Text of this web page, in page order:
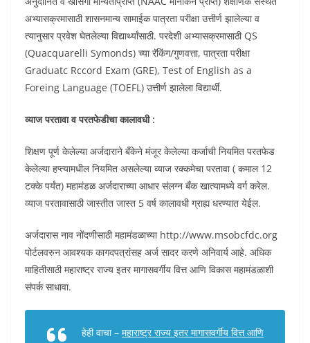
अभ्यासक्रमासाठी शासनमान्य सामाईक पात्रता परीक्षा उत्तीर्ण झालेल्या व
त्यानुसार प्रवेश घेतलेल्या विद्यार्थ्यांसाठी. परदेशी अभ्यासक्रमासाठी QS
(Quacquarelli Symonds) च्या रॅकिंग/गुणवत्ता, पात्रता परीक्षा
Graduatc Rccord Exam (GRE), Test of English as a
Foreing Language (TOEFL) उत्तीर्ण झालेला विद्यार्थी.
व्याज परतावा व परतफेडीचा कालावधी :
शिक्षण पूर्ण केलेल्या अर्जदाराने बँकेने मंजूर केलेल्या कर्जाची नियमित परतफेड
केलेल्या हप्त्यामधील नियमित असलेल्या व्याज रक्कमेचा परतावा ( कमाल 12
टक्के पर्यंत) महामंडळ अर्जदाराच्या आधार संलग्न बँक खात्यामध्ये वर्ग करेल.
व्याज परतावासाठी जास्तीत जास्त 5 वर्ष कालावधी ग्राह्य धरण्यात येईल.
अर्जदारास नाव नोंदणीसाठी महामंडळाच्या http://www.msobcfdc.org
पोर्टलवरुन आवश्यक कागदपत्रांसह अर्ज सादर करणे अनिवार्य आहे. अधिक
माहितीसाठी महाराष्ट्र राज्य इतर मागासवर्गीय वित्त आणि विकास महामंडळाशी
संपर्क साधावा.
हेही वाचा – महाराष्ट्र राज्य इतर मागासवर्गीय वित्त आणि